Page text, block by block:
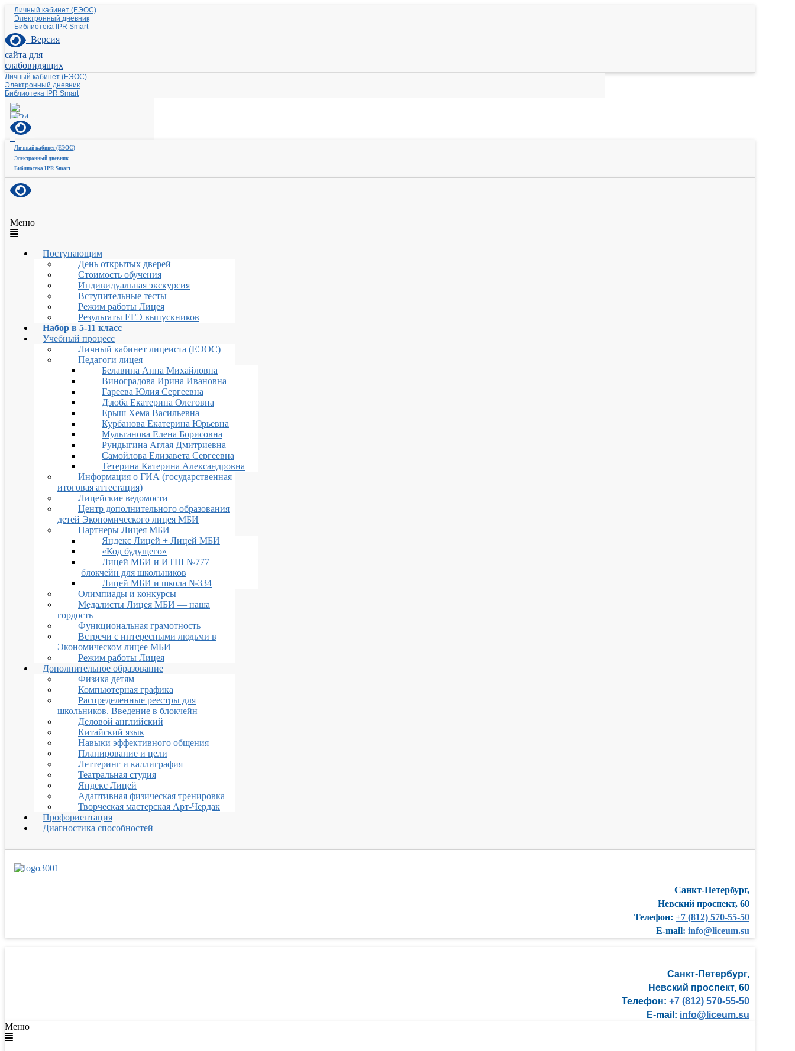
Личный кабинет (ЕЭОС)
Электронный дневник
Библиотека IPR Smart
Версия
сайта для
слабовидящих
Личный кабинет (ЕЭОС)
Электронный дневник
Библиотека IPR Smart
Личный кабинет (ЕЭОС)
Электронный дневник
Библиотека IPR Smart
Меню
Поступающим
День открытых дверей
Стоимость обучения
Индивидуальная экскурсия
Вступительные тесты
Режим работы Лицея
Результаты ЕГЭ выпускников
Набор в 5-11 класс
Учебный процесс
Личный кабинет лицеиста (ЕЭОС)
Педагоги лицея
Белавина Анна Михайловна
Виноградова Ирина Ивановна
Гареева Юлия Сергеевна
Дзюба Екатерина Олеговна
Ерыш Хема Васильевна
Курбанова Екатерина Юрьевна
Мульганова Елена Борисовна
Рундыгина Аглая Дмитриевна
Самойлова Елизавета Сергеевна
Тетерина Катерина Александровна
Информация о ГИА (государственная
итоговая аттестация)
Лицейские ведомости
Центр дополнительного образования
детей Экономического лицея МБИ
Партнеры Лицея МБИ
Яндекс Лицей + Лицей МБИ
«Код будущего»
Лицей МБИ и ИТШ №777 —
блокчейн для школьников
Лицей МБИ и школа №334
Олимпиады и конкурсы
Медалисты Лицея МБИ — наша
гордость
Функциональная грамотность
Встречи с интересными людьми в
Экономическом лицее МБИ
Режим работы Лицея
Дополнительное образование
Физика детям
Компьютерная графика
Распределенные реестры для
школьников. Введение в блокчейн
Деловой английский
Китайский язык
Навыки эффективного общения
Планирование и цели
Леттеринг и каллиграфия
Театральная студия
Яндекс Лицей
Адаптивная физическая тренировка
Творческая мастерская Арт-Чердак
Профориентация
Диагностика способностей
Санкт-Петербург,
Невский проспект, 60
Телефон: +7 (812) 570-55-50
E-mail: info@liceum.su
Санкт-Петербург,
Невский проспект, 60
Телефон: +7 (812) 570-55-50
E-mail: info@liceum.su
Меню